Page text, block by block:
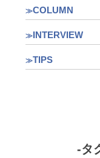
COLUMN
INTERVIEW
TIPS
-タ